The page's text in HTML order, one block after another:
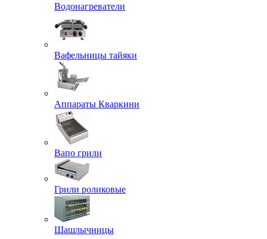
Водонагреватели
Вафельницы тайяки
Аппараты Кваркини
Вапо грили
Грили роликовые
Шашлычницы